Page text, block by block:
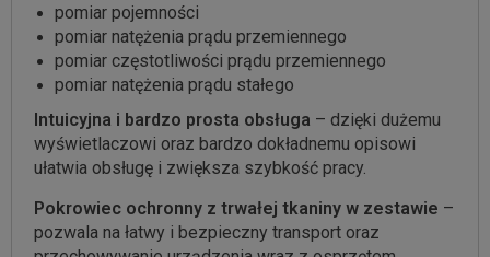
pomiar pojemności
pomiar natężenia prądu przemiennego
pomiar częstotliwości prądu przemiennego
pomiar natężenia prądu stałego
Intuicyjna i bardzo prosta obsługa – dzięki dużemu
wyświetlaczowi oraz bardzo dokładnemu opisowi
ułatwia obsługę i zwiększa szybkość pracy.
Pokrowiec ochronny z trwałej tkaniny w zestawie –
pozwala na łatwy i bezpieczny transport oraz